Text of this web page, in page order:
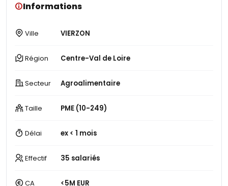
Informations
Ville VIERZON
Région Centre-Val de Loire
Secteur Agroalimentaire
Taille PME (10-249)
Délai ex < 1 mois
Effectif 35 salariés
CA <5M EUR